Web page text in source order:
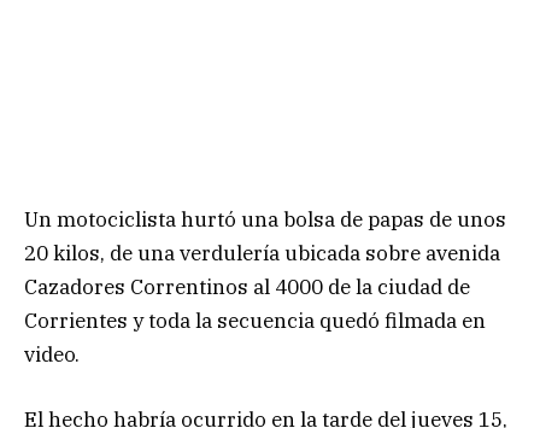
Un motociclista hurtó una bolsa de papas de unos
20 kilos, de una verdulería ubicada sobre avenida
Cazadores Correntinos al 4000 de la ciudad de
Corrientes y toda la secuencia quedó filmada en
video.
El hecho habría ocurrido en la tarde del jueves 15,